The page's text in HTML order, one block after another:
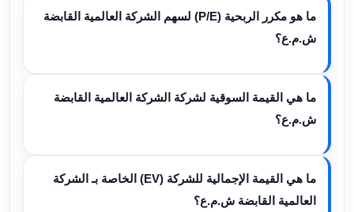
ما هو مكرر الربحية (P/E) لسهم الشركة العالمية القابضة
ش.م.ع؟
ما هي القيمة السوقية لشركة الشركة العالمية القابضة
ش.م.ع؟
ما هي القيمة الإجمالية للشركة (EV) الخاصة بـ الشركة
العالمية القابضة ش.م.ع؟